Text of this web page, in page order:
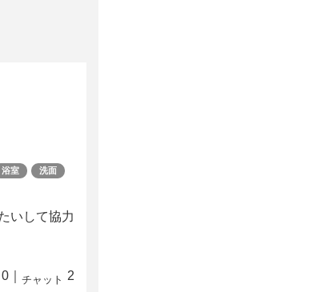
浴室
洗面
いして協力
0 チャット 2